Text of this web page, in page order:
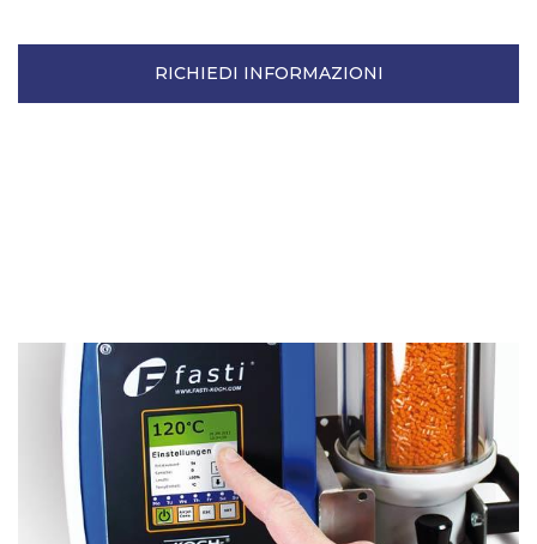
RICHIEDI INFORMAZIONI